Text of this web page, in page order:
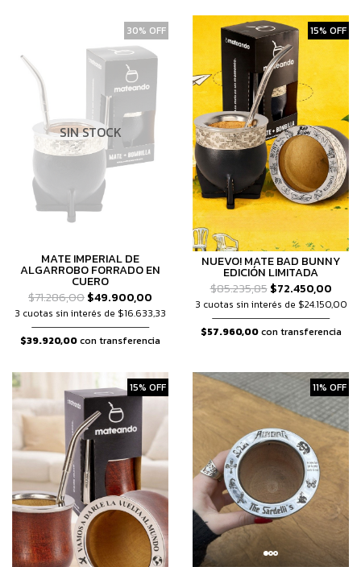
30% OFF
SIN STOCK
MATE IMPERIAL DE
ALGARROBO FORRADO EN
CUERO
$71.286,00$49.900,00
3 cuotas sin interés de $16.633,33
$39.920,00con transferencia
15% OFF
NUEVO! MATE BAD BUNNY
EDICIÓN LIMITADA
$85.235,85$72.450,00
3 cuotas sin interés de $24.150,00
$57.960,00con transferencia
15% OFF 11% OFF